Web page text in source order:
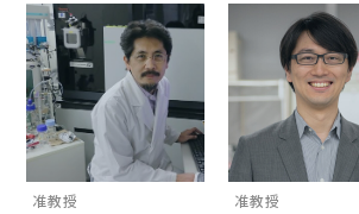
准教授 准教授